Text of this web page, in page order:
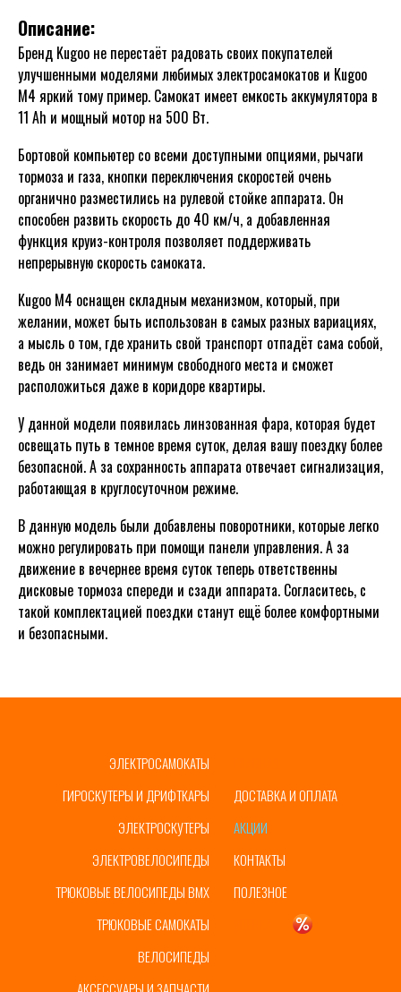
Описание:
Бренд Kugoo не перестаёт радовать своих покупателей
улучшенными моделями любимых электросамокатов и Kugoo
M4 яркий тому пример. Самокат имеет емкость аккумулятора в
11 Ah и мощный мотор на 500 Вт.
Бортовой компьютер со всеми доступными опциями, рычаги
тормоза и газа, кнопки переключения скоростей очень
органично разместились на рулевой стойке аппарата. Он
способен развить скорость до 40 км/ч, а добавленная
функция круиз-контроля позволяет поддерживать
непрерывную скорость самоката.
Kugoo M4 оснащен складным механизмом, который, при
желании, может быть использован в самых разных вариациях,
а мысль о том, где хранить свой транспорт отпадёт сама собой,
ведь он занимает минимум свободного места и сможет
расположиться даже в коридоре квартиры.
У данной модели появилась линзованная фара, которая будет
освещать путь в темное время суток, делая вашу поездку более
безопасной. А за сохранность аппарата отвечает сигнализация,
работающая в круглосуточном режиме.
В данную модель были добавлены поворотники, которые легко
можно регулировать при помощи панели управления. А за
движение в вечернее время суток теперь ответственны
дисковые тормоза спереди и сзади аппарата. Согласитесь, с
такой комплектацией поездки станут ещё более комфортными
и безопасными.
ЭЛЕКТРОСАМОКАТЫ
ГИРОСКУТЕРЫ И ДРИФТКАРЫ
ЭЛЕКТРОСКУТЕРЫ
ЭЛЕКТРОВЕЛОСИПЕДЫ
ТРЮКОВЫЕ ВЕЛОСИПЕДЫ BMX
ДОСТАВКА И ОПЛАТА
АКЦИИ
КОНТАКТЫ
ПОЛЕЗНОЕ
ТРЮКОВЫЕ САМОКАТЫ
ВЕЛОСИПЕДЫ